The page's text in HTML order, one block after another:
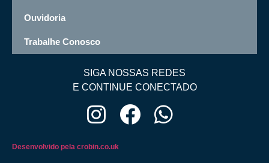
Ouvidoria
Trabalhe Conosco
SIGA NOSSAS REDES
E CONTINUE CONECTADO
Desenvolvido pela crobin.co.uk